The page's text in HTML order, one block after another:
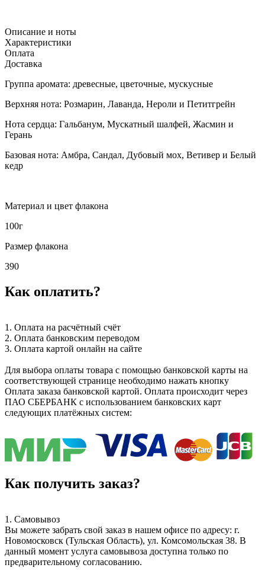
Описание и ноты
Характеристики
Оплата
Доставка
Группа аромата: древесные, цветочные, мускусные
Верхняя нота: Розмарин, Лаванда, Нероли и Петитгрейн
Нота сердца: Гальбанум, Мускатный шалфей, Жасмин и
Герань
Базовая нота: Амбра, Сандал, Дубовый мох, Ветивер и Белый
кедр
Материал и цвет флакона
100г
Размер флакона
390
Как оплатить?
1. Оплата на расчётный счёт
2. Оплата банковским переводом
3. Оплата картой онлайн на сайте
Для выбора оплаты товара с помощью банковской карты на
соответствующей странице необходимо нажать кнопку
Оплата заказа банковской картой. Оплата происходит через
ПАО СБЕРБАНК с использованием банковских карт
следующих платёжных систем:
Как получить заказ?
1. Самовывоз
Вы можете забрать свой заказ в нашем офисе по адресу: г.
Новомосковск (Тульская Область), ул. Комсомольская 38. В
данный момент услуга самовывоза доступна только по
предварительному согласованию.